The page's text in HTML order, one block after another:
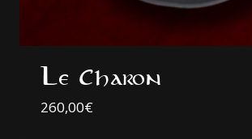
Le Charon
260,00€